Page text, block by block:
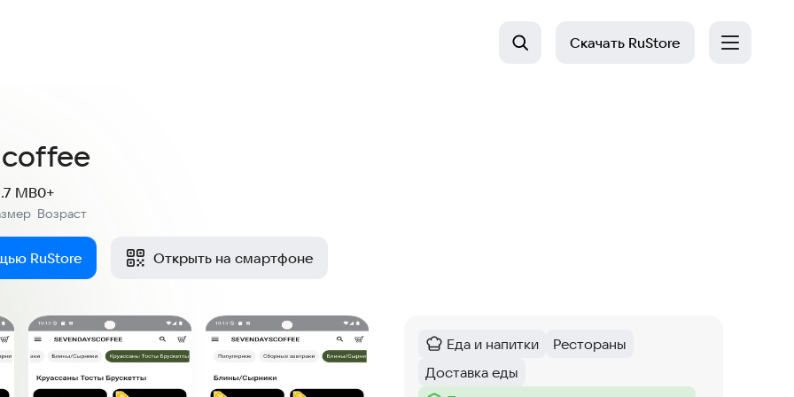
Скачать RuStore
coffee
MB
Возраст
0+
RuStore Открыть на смартфоне
Категория:
Еда и напитки
Тег:
Рестораны
Тег:
Доставка еды